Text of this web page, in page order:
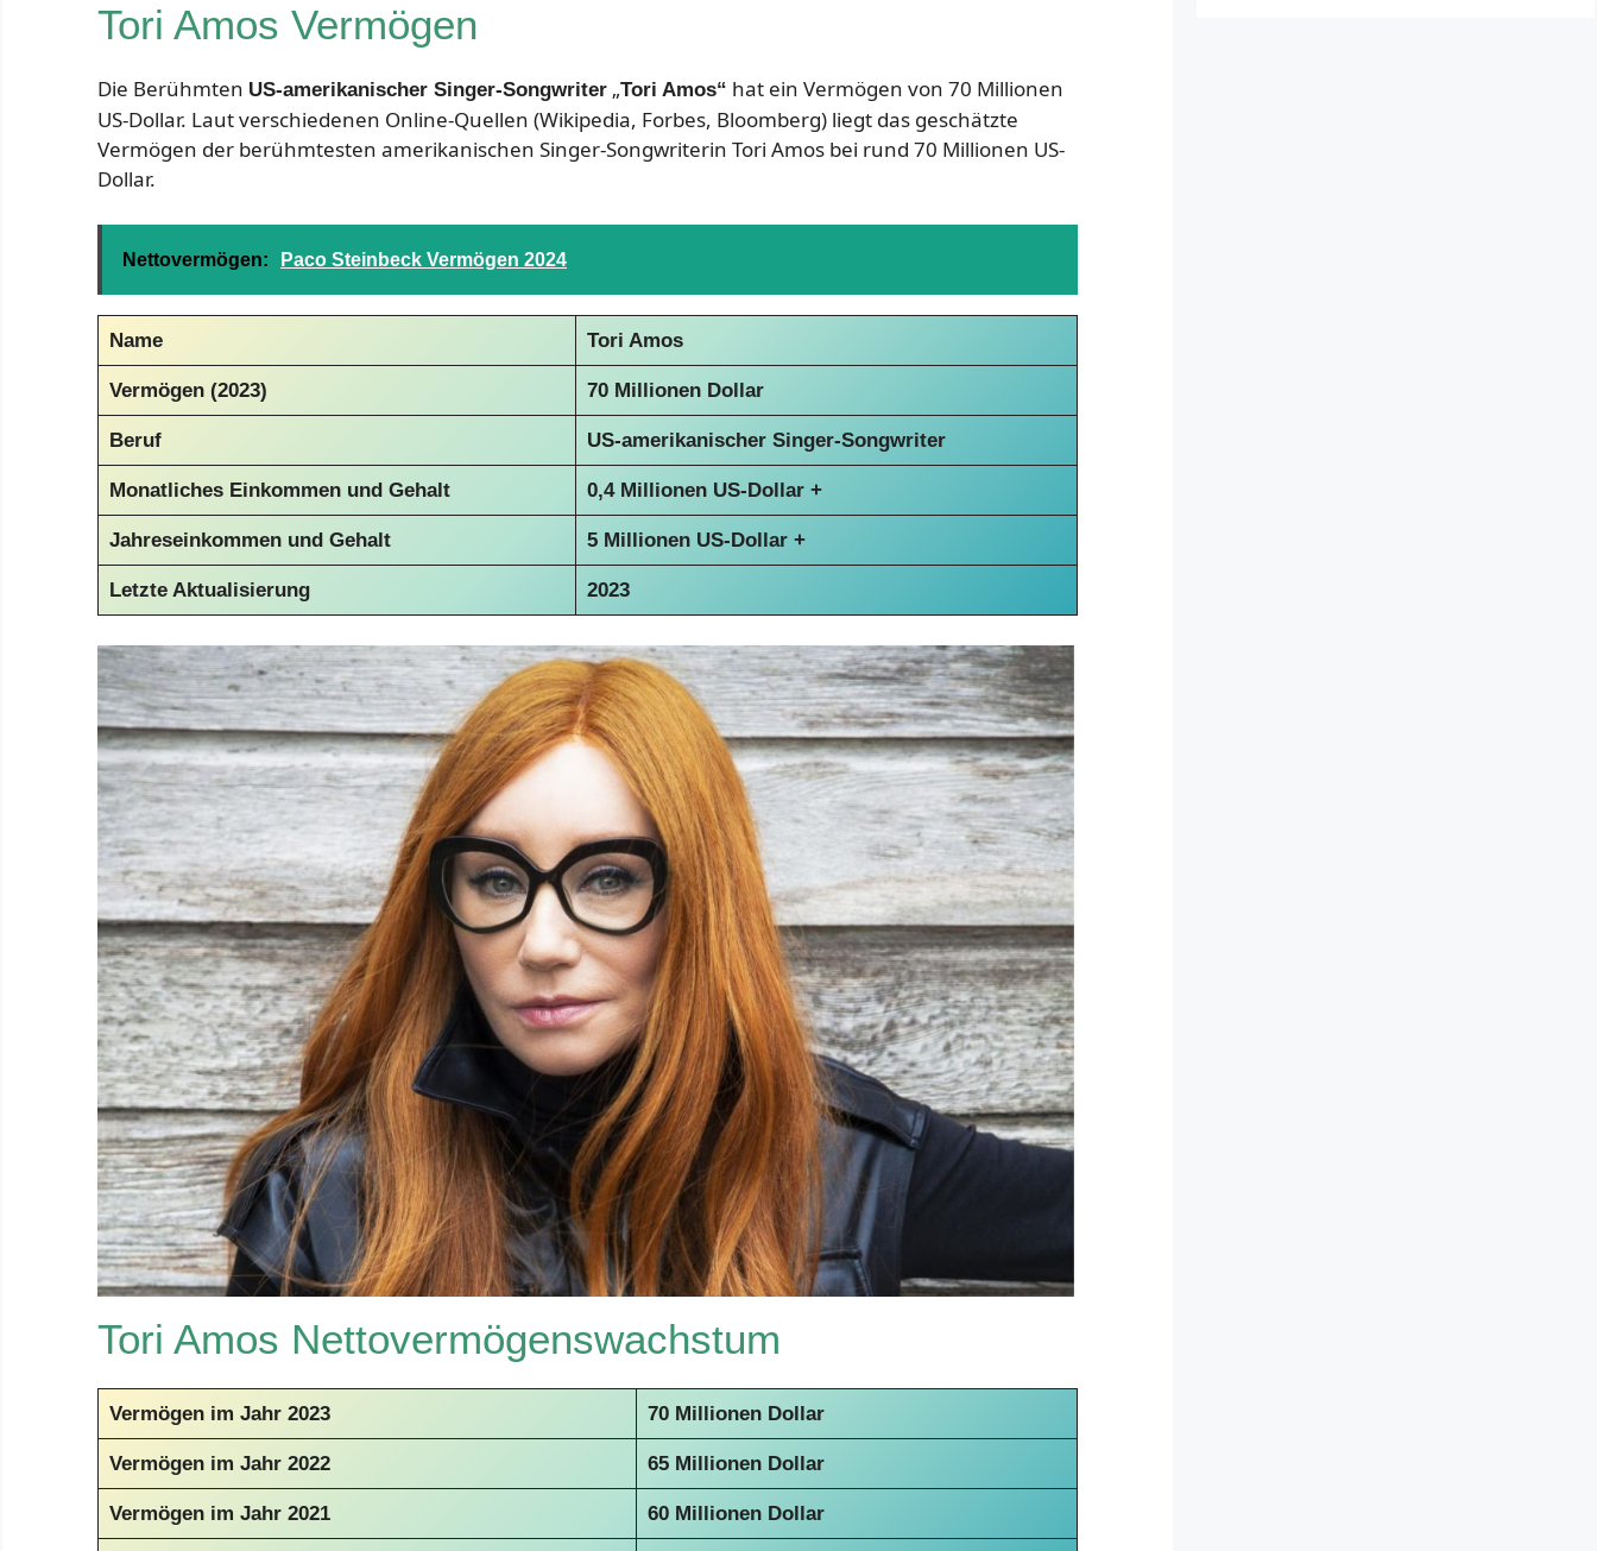
Tori Amos Vermögen
Die Berühmten US-amerikanischer Singer-Songwriter „Tori Amos“ hat ein Vermögen von 70 Millionen
US-Dollar. Laut verschiedenen Online-Quellen (Wikipedia, Forbes, Bloomberg) liegt das geschätzte
Vermögen der berühmtesten amerikanischen Singer-Songwriterin Tori Amos bei rund 70 Millionen US-
Dollar.
Nettovermögen: Paco Steinbeck Vermögen 2024
Name Tori Amos
Vermögen (2023) 70 Millionen Dollar
Beruf US-amerikanischer Singer-Songwriter
Monatliches Einkommen und Gehalt 0,4 Millionen US-Dollar +
Jahreseinkommen und Gehalt 5 Millionen US-Dollar +
Letzte Aktualisierung 2023
Tori Amos Nettovermögenswachstum
Vermögen im Jahr 2023 70 Millionen Dollar
Vermögen im Jahr 2022 65 Millionen Dollar
Vermögen im Jahr 2021 60 Millionen Dollar